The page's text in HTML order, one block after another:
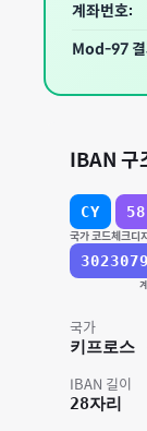
계좌번호:
Mod-97
IBAN 구
CY
국가 코드
58
체크디
국가
키프로스
IBAN 길이
28자리